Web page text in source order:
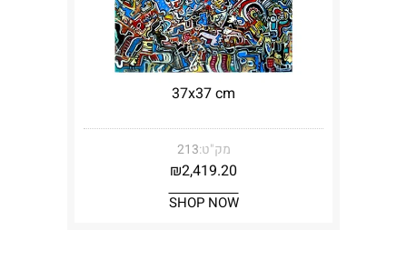
37x37 cm
מק"ט:213
₪2,419.20
SHOP NOW